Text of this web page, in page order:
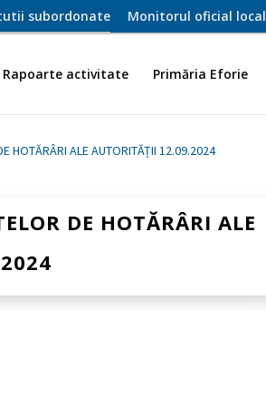
subordonate Monitorul oficial local
Rapoarte activitate Primăria Eforie
HOTĂRÂRI ALE AUTORITĂȚII 12.09.2024
DE HOTĂRÂRI ALE